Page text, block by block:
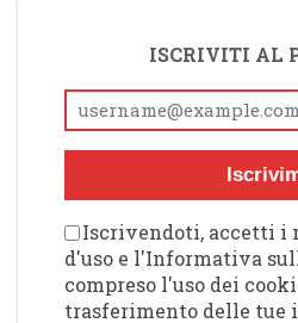
ISCRIVITI AL
Iscrivendoti, accetti i
d'uso e l'Informativa
compreso l'uso dei
trasferimento delle tue